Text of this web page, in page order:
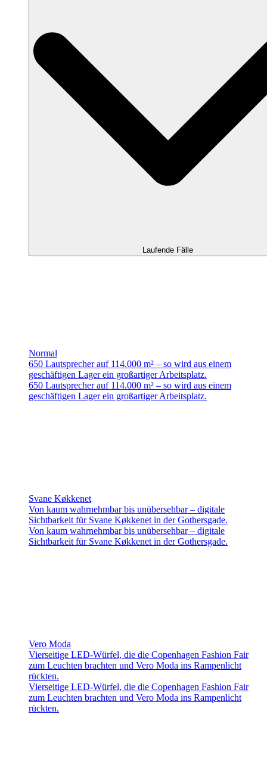
Laufende Fälle
Normal
650 Lautsprecher auf 114.000 m² – so wird aus einem
geschäftigen Lager ein großartiger Arbeitsplatz.
650 Lautsprecher auf 114.000 m² – so wird aus einem
geschäftigen Lager ein großartiger Arbeitsplatz.
Svane Køkkenet
Von kaum wahrnehmbar bis unübersehbar – digitale
Sichtbarkeit für Svane Køkkenet in der Gothersgade.
Von kaum wahrnehmbar bis unübersehbar – digitale
Sichtbarkeit für Svane Køkkenet in der Gothersgade.
Vero Moda
Vierseitige LED-Würfel, die die Copenhagen Fashion Fair
zum Leuchten brachten und Vero Moda ins Rampenlicht
rückten.
Vierseitige LED-Würfel, die die Copenhagen Fashion Fair
zum Leuchten brachten und Vero Moda ins Rampenlicht
rückten.